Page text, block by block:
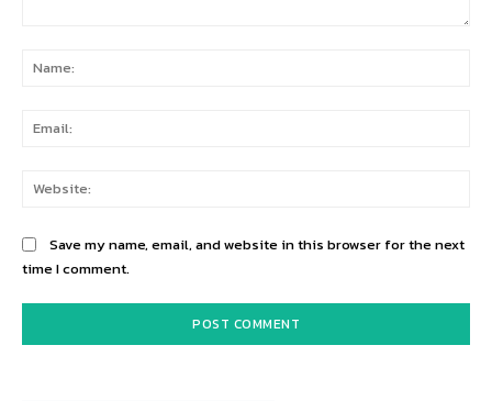
Save my name, email, and website in this browser for the next
time I comment.